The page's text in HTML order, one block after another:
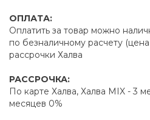
ОПЛАТА:
Оплатить за товар можно
по безналичному расчету
рассрочки Халва
РАССРОЧКА:
По карте Халва, Халва MIX - 3
месяцев 0%